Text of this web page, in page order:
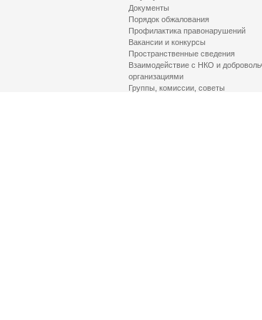
Документы
Порядок обжалования
Профилактика правонарушений
Вакансии и конкурсы
Пространственные сведения
Взаимодействие с НКО и
организациями
Группы, комиссии, советы